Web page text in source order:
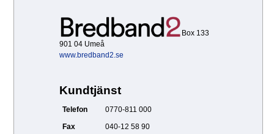
Box 133
901 04 Umeå
www.bredband2.se
Kundtjänst
Telefon
0770-811 000
Fax
040-12 58 90